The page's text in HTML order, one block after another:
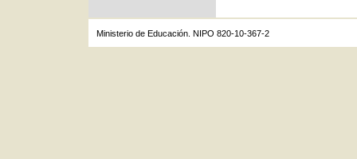
Ministerio de Educación. NIPO 820-10-367-2